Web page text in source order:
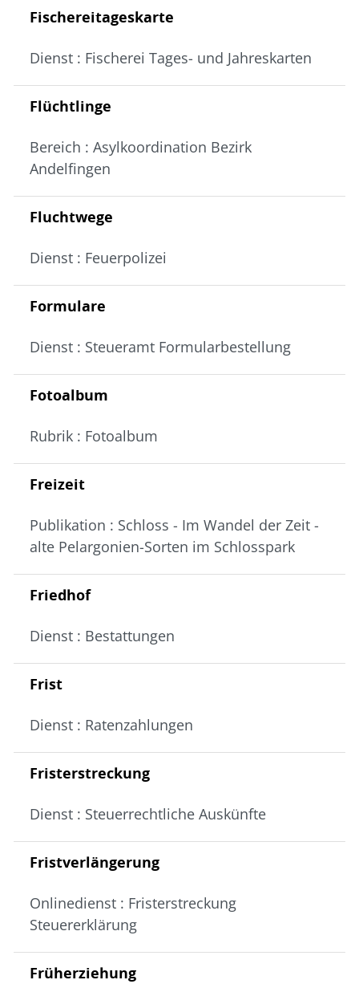
Fischereitageskarte
Dienst : Fischerei Tages- und Jahreskarten
Flüchtlinge
Bereich : Asylkoordination Bezirk
Andelfingen
Fluchtwege
Dienst : Feuerpolizei
Formulare
Dienst : Steueramt Formularbestellung
Fotoalbum
Rubrik : Fotoalbum
Freizeit
Publikation : Schloss - Im Wandel der Zeit -
alte Pelargonien-Sorten im Schlosspark
Friedhof
Dienst : Bestattungen
Frist
Dienst : Ratenzahlungen
Fristerstreckung
Dienst : Steuerrechtliche Auskünfte
Fristverlängerung
Onlinedienst : Fristerstreckung
Steuererklärung
Früherziehung